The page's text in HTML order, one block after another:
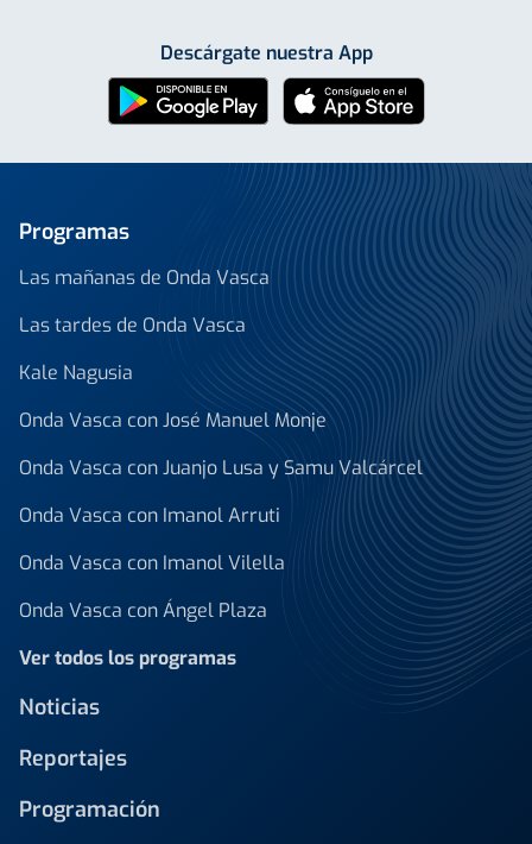
Descárgate nuestra App
Programas
Las mañanas de Onda Vasca
Las tardes de Onda Vasca
Kale Nagusia
Onda Vasca con José Manuel Monje
Onda Vasca con Juanjo Lusa y Samu Valcárcel
Onda Vasca con Imanol Arruti
Onda Vasca con Imanol Vilella
Onda Vasca con Ángel Plaza
Ver todos los programas
Noticias
Reportajes
Programación